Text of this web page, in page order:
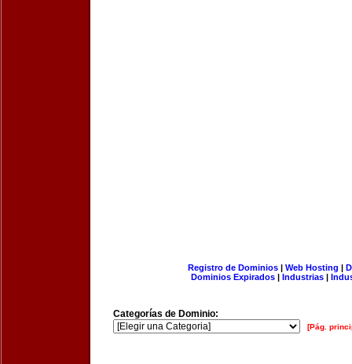
Registro de Dominios| Web Hosting |
Dominios Expirados | Industrias |
Categorías de Dominio:
[Pág.